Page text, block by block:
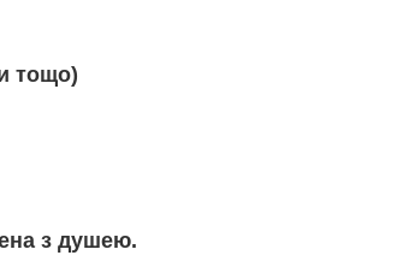
тощо)
з душею.